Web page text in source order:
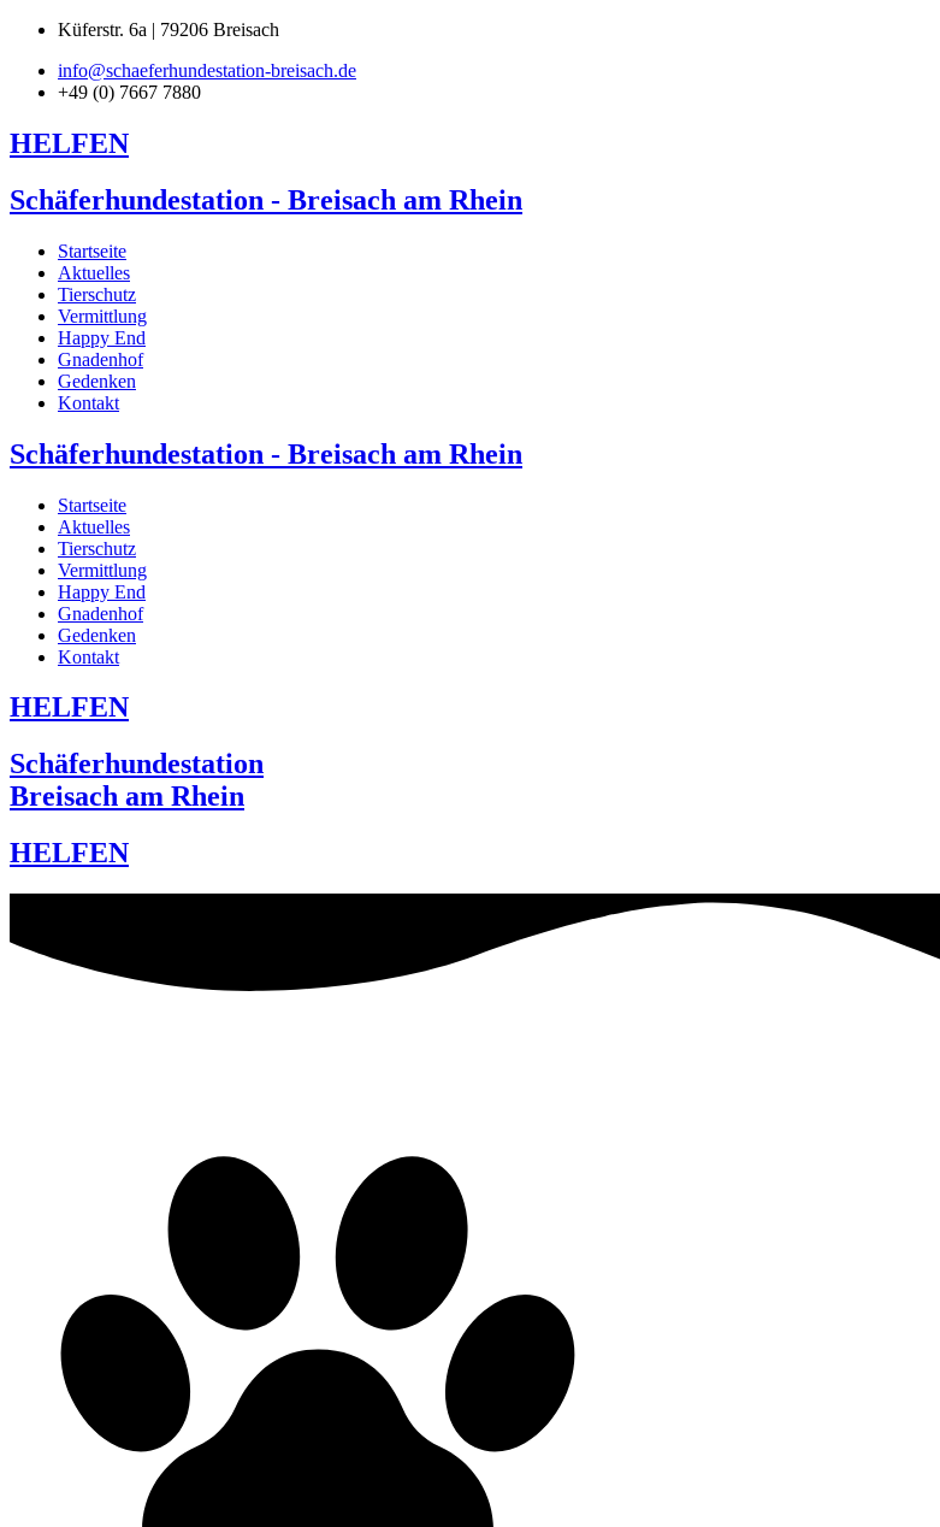
Küferstr. 6a | 79206 Breisach
info@schaeferhundestation-breisach.de
+49 (0) 7667 7880
HELFEN
Schäferhundestation - Breisach am Rhein
Startseite
Aktuelles
Tierschutz
Vermittlung
Happy End
Gnadenhof
Gedenken
Kontakt
Schäferhundestation - Breisach am Rhein
Startseite
Aktuelles
Tierschutz
Vermittlung
Happy End
Gnadenhof
Gedenken
Kontakt
HELFEN
Schäferhundestation
Breisach am Rhein
HELFEN